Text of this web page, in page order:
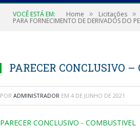
VOCÊ ESTÁ EM: Home » Licitações »
PARA FORNECIMENTO DE DERIVADOS DO
PARECER CONCLUSIVO
POR ADMINISTRADOR EM 4 DE JUNHO DE 2021
PARECER CONCLUSIVO - COMBUSTIVEL